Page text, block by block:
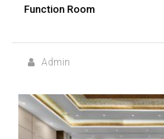
Function Room
Admin